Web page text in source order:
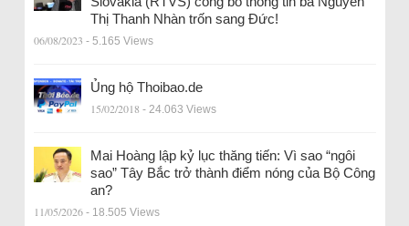
Thị Thanh Nhàn trốn sang Đức!
06/08/2023 - 5.165 Views
Ủng hộ Thoibao.de
15/02/2018 - 24.063 Views
Mai Hoàng lập kỷ lục thăng tiến: Vì sao “ngôi
sao” Tây Bắc trở thành điểm nóng của Bộ Công
an?
11/05/2026 - 18.505 Views